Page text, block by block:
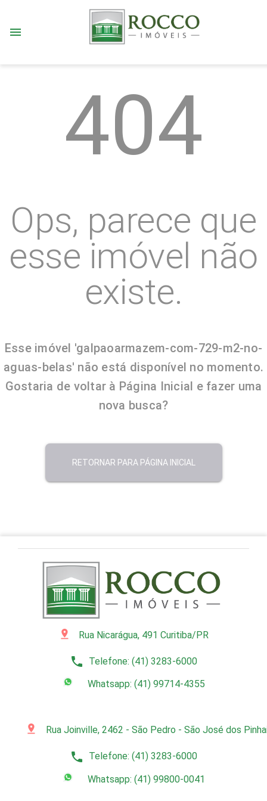
menu
pin_drop Rua Nicarágua, 491 Curitiba/PR
phone Telefone: (41) 3283-6000
Whatsapp: (41) 99714-4355
pin_drop Rua Joinville, 2462 - São Pedro - São José dos
phone Telefone: (41) 3283-6000
Whatsapp: (41) 99800-0041
404
Ops, parece que
esse imóvel não
existe.
Esse imóvel 'galpaoarmazem-com-729-m2-no-
aguas-belas' não está disponível no momento.
Gostaria de voltar à Página Inicial e fazer uma
nova busca?
RETORNAR PARA PÁGINA INICIAL